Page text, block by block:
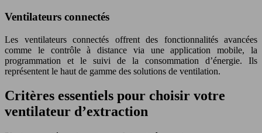
Ventilateurs connectés
Les ventilateurs connectés offrent des fonctionnalités avancées
comme le contrôle à distance via une application mobile, la
programmation et le suivi de la consommation d’énergie. Ils
représentent le haut de gamme des solutions de ventilation.
Critères essentiels pour choisir votre
ventilateur d’extraction